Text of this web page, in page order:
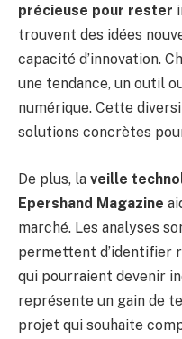
précieuse pour rester
trouvent des idées
capacité d’innovation.
une tendance, un outil
numérique. Cette
solutions concrètes
De plus, la veille
Epershand Magazine
marché. Les analyses
permettent d’identifier
qui pourraient devenir
représente un gain de
projet qui souhaite